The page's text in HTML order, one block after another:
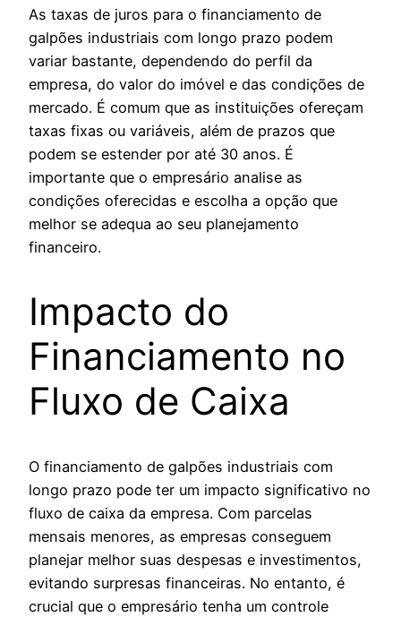
As taxas de juros para o financiamento de
galpões industriais com longo prazo podem
variar bastante, dependendo do perfil da
empresa, do valor do imóvel e das condições de
mercado. É comum que as instituições ofereçam
taxas fixas ou variáveis, além de prazos que
podem se estender por até 30 anos. É
importante que o empresário analise as
condições oferecidas e escolha a opção que
melhor se adequa ao seu planejamento
financeiro.
Impacto do
Financiamento no
Fluxo de Caixa
O financiamento de galpões industriais com
longo prazo pode ter um impacto significativo no
fluxo de caixa da empresa. Com parcelas
mensais menores, as empresas conseguem
planejar melhor suas despesas e investimentos,
evitando surpresas financeiras. No entanto, é
crucial que o empresário tenha um controle